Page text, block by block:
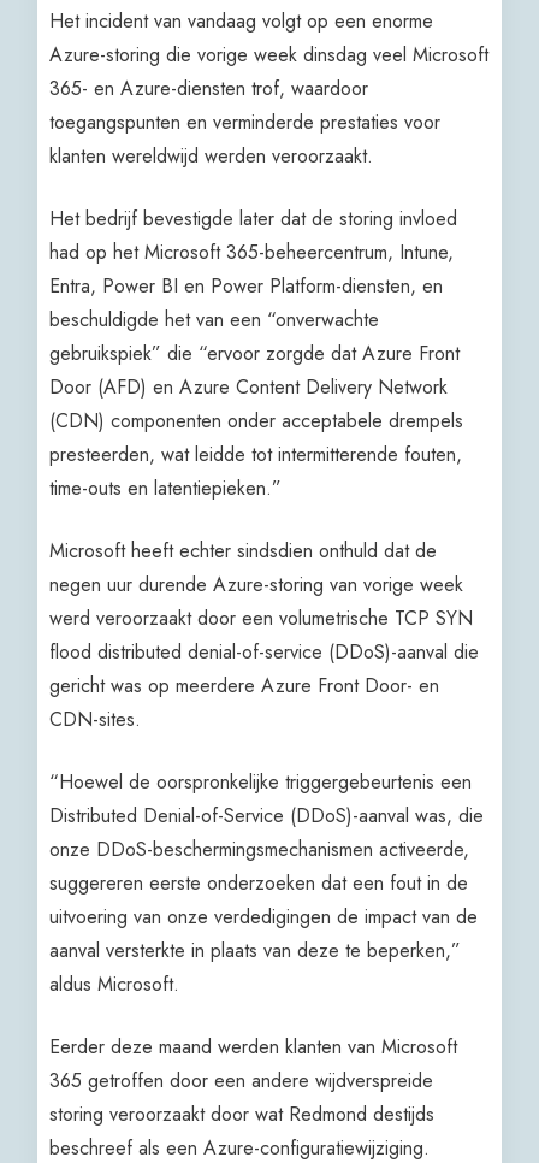
Het incident van vandaag volgt op een enorme
Azure-storing die vorige week dinsdag veel Microsoft
365- en Azure-diensten trof, waardoor
toegangspunten en verminderde prestaties voor
klanten wereldwijd werden veroorzaakt.
Het bedrijf bevestigde later dat de storing invloed
had op het Microsoft 365-beheercentrum, Intune,
Entra, Power BI en Power Platform-diensten, en
beschuldigde het van een “onverwachte
gebruikspiek” die “ervoor zorgde dat Azure Front
Door (AFD) en Azure Content Delivery Network
(CDN) componenten onder acceptabele drempels
presteerden, wat leidde tot intermitterende fouten,
time-outs en latentiepieken.”
Microsoft heeft echter sindsdien onthuld dat de
negen uur durende Azure-storing van vorige week
werd veroorzaakt door een volumetrische TCP SYN
flood distributed denial-of-service (DDoS)-aanval die
gericht was op meerdere Azure Front Door- en
CDN-sites.
“Hoewel de oorspronkelijke triggergebeurtenis een
Distributed Denial-of-Service (DDoS)-aanval was, die
onze DDoS-beschermingsmechanismen activeerde,
suggereren eerste onderzoeken dat een fout in de
uitvoering van onze verdedigingen de impact van de
aanval versterkte in plaats van deze te beperken,”
aldus Microsoft.
Eerder deze maand werden klanten van Microsoft
365 getroffen door een andere wijdverspreide
storing veroorzaakt door wat Redmond destijds
beschreef als een Azure-configuratiewijziging.